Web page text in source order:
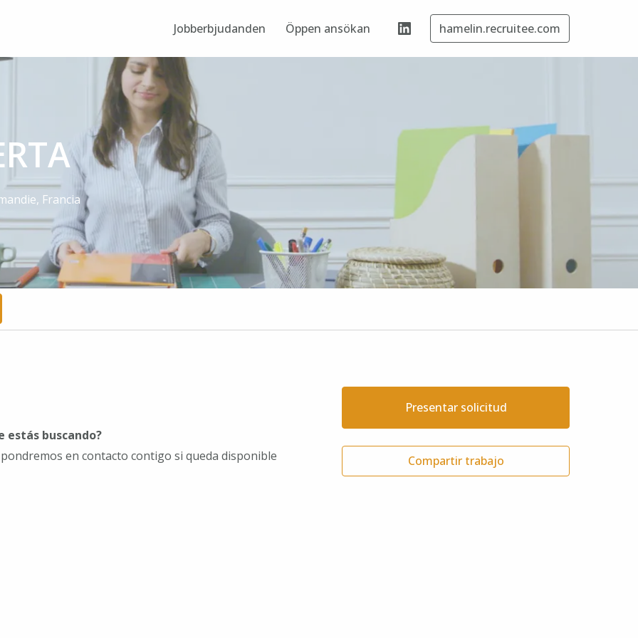
Jobberbjudanden Öppen ansökan hamelin.recruitee.com
, Francia
estás buscando?
en contacto contigo si queda disponible
Presentar solicitud
Compartir trabajo